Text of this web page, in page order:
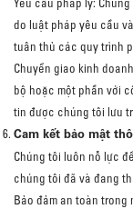
do luật pháp yêu cầu
tuân thủ các quy trình
Chuyển giao kinh
bộ hoặc một phần với
tin được chúng tôi lưu
Cam kết bảo mật
Chúng tôi luôn nỗ lực
chúng tôi đã và đang
Bảo đảm an toàn